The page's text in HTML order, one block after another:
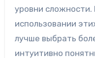
уровни сложности.
использовании
лучше выбрать
интуитивно